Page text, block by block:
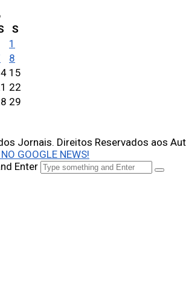
S
1
8
15
22
29
Jornais. Direitos Reservados aos
GOOGLE NEWS!
Enter